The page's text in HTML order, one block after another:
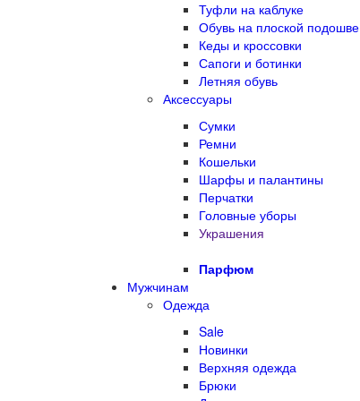
Туфли на каблуке
Обувь на плоской подошве
Кеды и кроссовки
Сапоги и ботинки
Летняя обувь
Аксессуары
Сумки
Ремни
Кошельки
Шарфы и палантины
Перчатки
Головные уборы
Украшения
Парфюм
Мужчинам
Одежда
Sale
Новинки
Верхняя одежда
Брюки